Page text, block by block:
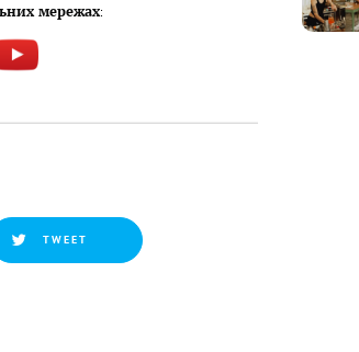
мережах:
TWEET